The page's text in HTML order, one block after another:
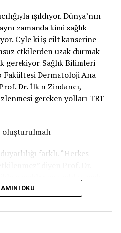
ışıldıyor. Dünya’nın
zamanda kimi sağlık
Öyle ki iş cilt kanserine
etkilerden uzak durmak
Sağlık Bilimleri
Fakültesi Dermatoloji Ana
Dr. İlkin Zindancı,
gereken yolları TRT
oluşturulmalı
farklı. “Herkes
kişiler güneşe her zaman daha
fazla korunmaları gerekiyor”
OKU